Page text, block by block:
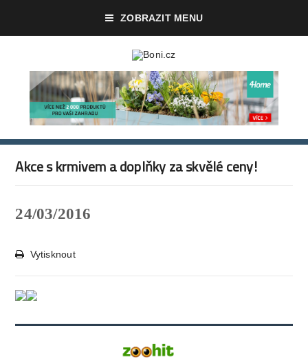
ZOBRAZIT MENU
Akce s krmivem a doplňky za skvělé ceny!
24/03/2016
Vytisknout